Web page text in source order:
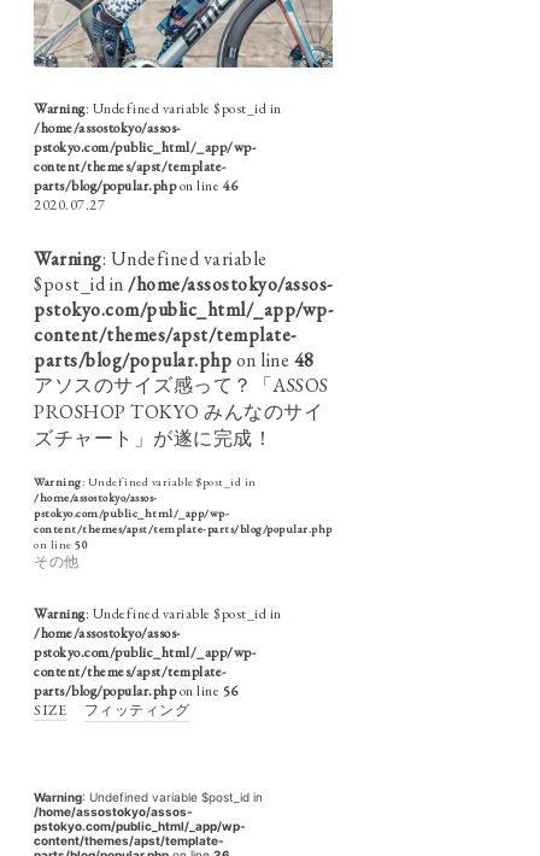
Warning: Undefined variable $post_id in
/home/assostokyo/assos-
pstokyo.com/public_html/_app/wp-
content/themes/apst/template-
parts/blog/popular.phpon line 46
2020.07.27
Warning: Undefined variable
$post_id in/home/assostokyo/assos-
pstokyo.com/public_html/_app/wp-
content/themes/apst/template-
parts/blog/popular.phpon line 48
アソスのサイズ感って？「ASSOS
PROSHOP TOKYO みんなのサイ
ズチャート」が遂に完成！
Warning: Undefined variable $post_id in
/home/assostokyo/assos-
pstokyo.com/public_html/_app/wp-
content/themes/apst/template-parts/blog/popular.php
on line 50
その他
Warning: Undefined variable $post_id in
/home/assostokyo/assos-
pstokyo.com/public_html/_app/wp-
content/themes/apst/template-
parts/blog/popular.phpon line 56
SIZE
フィッティング
Warning: Undefined variable $post_id in
/home/assostokyo/assos-
pstokyo.com/public_html/_app/wp-
content/themes/apst/template-